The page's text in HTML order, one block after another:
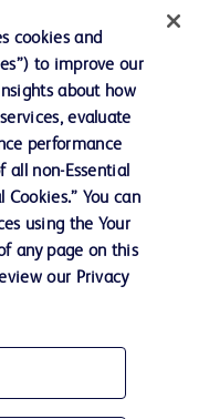
cookies and
to improve our
about how
evaluate
performance
all non-Essential
You can
using the Your
any page on this
our Privacy